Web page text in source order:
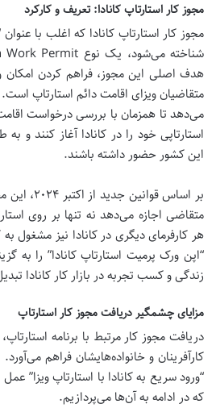
مجوز کار استارتاپ کانادا: تعریف و کارکرد
مجوز کار استارتاپ کانادا که اغلب با
هدف اصلی این مجوز، فراهم کردن امکان
متقاضیان ویزای اقامت دائم استارتاپ است.
می‌دهد تا همزمان با بررسی درخواست
استارتاپی خود را در کانادا آغاز کنند و
این کشور حضور داشته باشند.
بر اساس
متقاضی اجازه می‌دهد نه تنها بر روی
هر کارفرمای دیگری در کانادا نیز مشغول
“اپن ورک پرمیت استارتاپ کانادا” را به
زندگی و کسب تجربه در بازار کار کانادا
مزایای چشمگیر دریافت مجوز کار استارتاپ
دریافت مجوز کار مرتبط با برنامه
کارآفرینان و خانواده‌هایشان فراهم
“ورود سریع به کانادا با استارتاپ ویزا”
که در ادامه به آن‌ها می‌پردازیم.